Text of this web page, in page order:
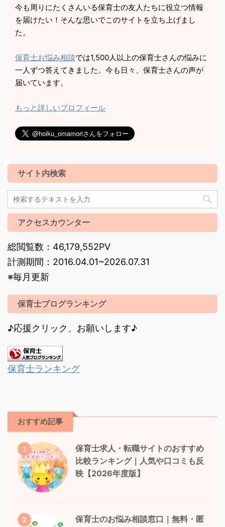
今も周りにたくさんいる保育士の友人たちに役立つ情報
を届けたい！そんな思いでこのサイトを立ち上げまし
た。
保育士お悩み相談では1,500人以上の保育士さんの悩みに
一人ずつ答えてきました。今も日々、保育士さんの声が
届いています。
もっと詳しいプロフィール
サイト内検索
アクセスカウンター
総閲覧数：46,179,552PV
計測期間：2016.04.01~2026.07.31
※毎月更新
保育士ブログランキング
♪応援クリック、お願いします♪
保育士ランキング
おすすめ記事
1
保育士求人・転職サイトのおすすめ
比較ランキング｜人気や口コミも反
映【2026年度版】
2
保育士のお悩み相談窓口｜無料・匿